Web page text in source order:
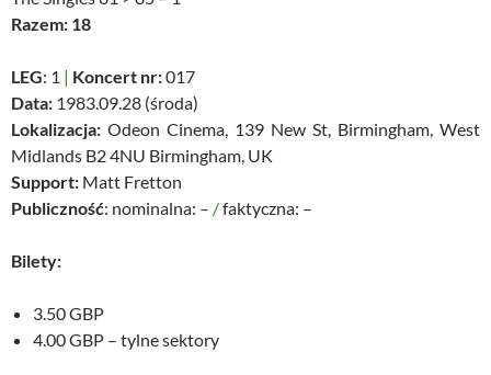
Razem: 18
LEG: 1 | Koncert nr:017
Data: 1983.09.28 (środa)
Lokalizacja: Odeon Cinema, 139 New St, Birmingham, West
Midlands B2 4NU Birmingham, UK
Support: Matt Fretton
Publiczność: nominalna: – /faktyczna: –
Bilety:
3.50 GBP
4.00 GBP – tylne sektory